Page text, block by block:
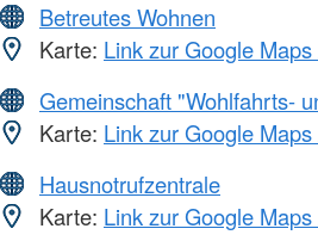
Betreutes Wohnen
Karte: Link zur Google
Gemeinschaft "Wohlfahrts-
Karte: Link zur Google
Hausnotrufzentrale
Karte: Link zur Google